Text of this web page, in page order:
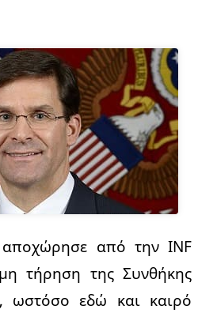
από την INF
τήρηση της Συνθήκης
ωστόσο εδώ και καιρό